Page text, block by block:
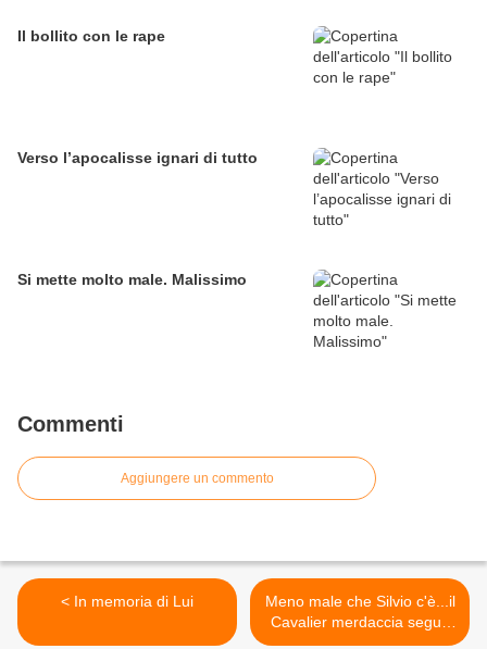
Il bollito con le rape
Verso l’apocalisse ignari di tutto
Si mette molto male. Malissimo
Commenti
Aggiungere un commento
< In memoria di Lui
Meno male che Silvio c'è...il
Cavalier merdaccia segue
le orme di Fini >